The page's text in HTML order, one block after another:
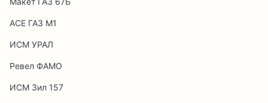
АСЕ ГАЗ М1
ИСМ УРАЛ
Ревел ФАМО
ИСМ Зил 157